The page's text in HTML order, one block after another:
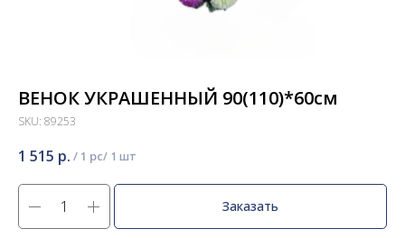
ВЕНОК УКРАШЕННЫЙ 90(110)*60см
SKU: 89253
1 515 р. / 1 pc
Заказать